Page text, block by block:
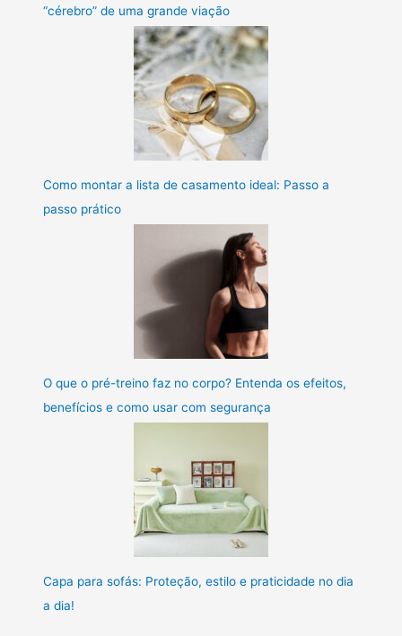
“cérebro” de uma grande viação
Como montar a lista de casamento ideal: Passo a
passo prático
O que o pré-treino faz no corpo? Entenda os efeitos,
benefícios e como usar com segurança
Capa para sofás: Proteção, estilo e praticidade no dia
a dia!